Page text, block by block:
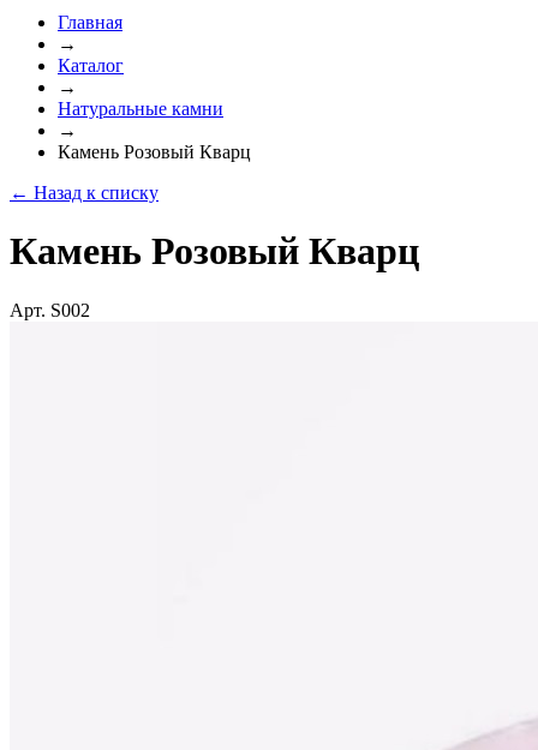
Главная
→
Каталог
→
Натуральные камни
→
Камень Розовый Кварц
← Назад к списку
Камень Розовый Кварц
Арт. S002